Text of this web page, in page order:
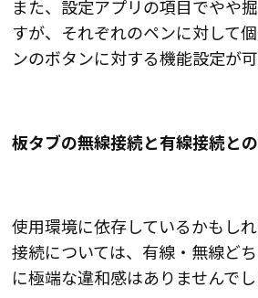
また、設定アプリの項目でやや
すが、 それぞれのペンに対して
ンのボタンに対する機能設定が
板タブの無線接続と有線接続と
使用環境に依存しているかもし
接続については、有線・無線ど
に極端な違和感はありませんでし